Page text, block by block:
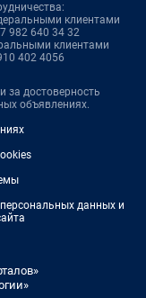
клиентами
982 640 34 32
клиентами
402 4056
за достоверность
объявлениях.
данных и